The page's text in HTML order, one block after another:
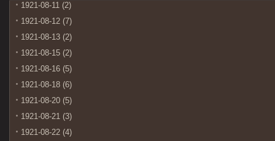
1921-08-11 (2)
1921-08-12 (7)
1921-08-13 (2)
1921-08-15 (2)
1921-08-16 (5)
1921-08-18 (6)
1921-08-20 (5)
1921-08-21 (3)
1921-08-22 (4)